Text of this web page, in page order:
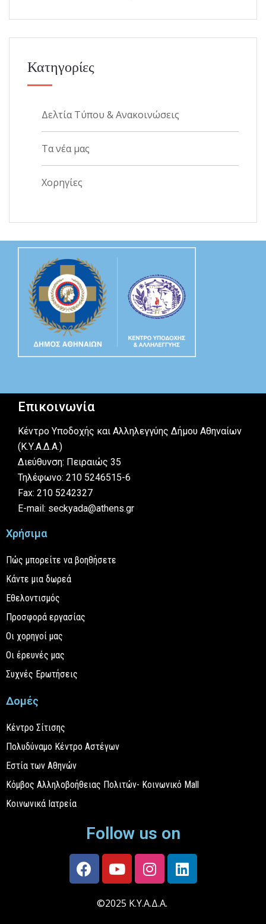
Κατηγορίες
Δελτία Τύπου & Ανακοινώσεις
Τα νέα μας
Χορηγίες
Επικοινωνία
Κέντρο Υποδοχής και Αλληλεγγύης Δήμου Αθηναίων
(Κ.Υ.Α.Δ.Α.)
Διεύθυνση: Πειραιώς 35
Τηλέφωνο: 210 5246515-6
Fax: 210 5242327
E-mail: seckyada@athens.gr
Χρήσιμα
Πώς μπορείτε να βοηθήσετε
Κάντε μια δωρεά
Εθελοντισμός
Προσφορά εργασίας
Οι χορηγοί μας
Οι έρευνές μας
Συχνές Ερωτήσεις
Δομές
Κέντρο Σίτισης
Πολυδύναμο Κέντρο Αστέγων
Εστία των Αθηνών
Κόμβος Αλληλοβοήθειας Πολιτών- Κοινωνικό Mall
Κοινωνικά Ιατρεία
Follow us on
©2025 Κ.Υ.Α.Δ.Α.